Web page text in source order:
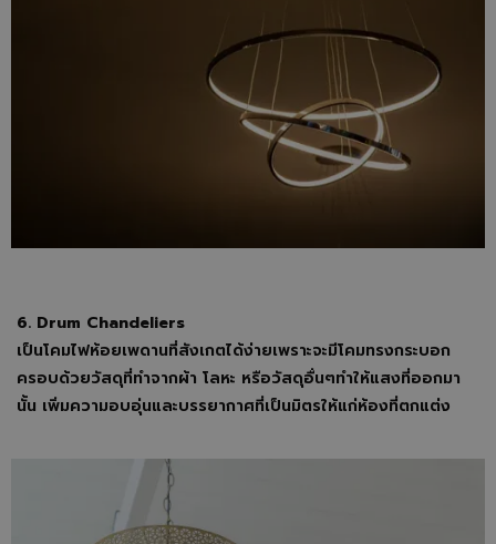
6. Drum Chandeliers
เป็นโคมไฟห้อยเพดานที่สังเกตได้ง่ายเพราะจะมีโคมทรงกระบอก
ครอบด้วยวัสดุที่ทำจากผ้า โลหะ หรือวัสดุอื่นๆทำให้แสงที่ออกมา
นั้น เพิ่มความอบอุ่นและบรรยากาศที่เป็นมิตรให้แก่ห้องที่ตกแต่ง